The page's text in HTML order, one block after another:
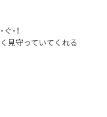
・！
見守っていてくれる